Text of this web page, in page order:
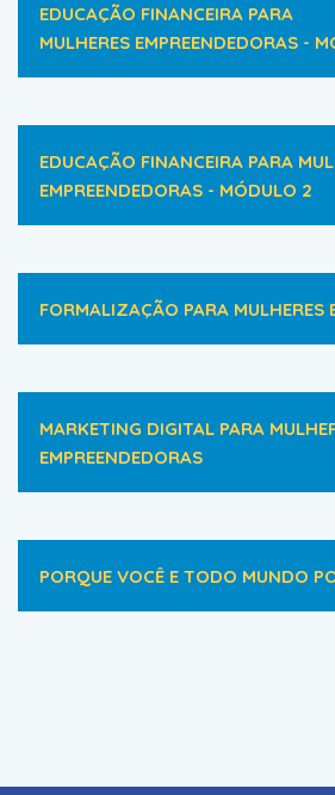
EDUCAÇÃO FINANCEIRA PARA
MULHERES EMPREENDEDORAS -
EDUCAÇÃO FINANCEIRA PARA
EMPREENDEDORAS - MÓDULO 2
FORMALIZAÇÃO PARA MULHERES
MARKETING DIGITAL PARA
EMPREENDEDORAS
PORQUE VOCÊ E TODO MUNDO